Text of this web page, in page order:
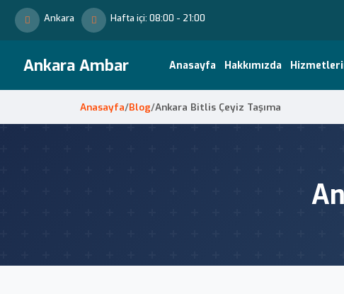
Ankara Hafta içi: 08:00 - 21:00
Ankara Ambar Anasayfa Hakkımızda
Anasayfa/Blog/Ankara Bitlis Çeyiz Taşıma